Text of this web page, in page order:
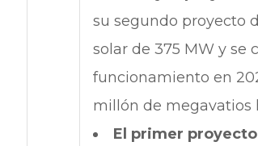
su segundo proyecto
solar de 375 MW y se
funcionamiento en
millón de megavatios
El primer